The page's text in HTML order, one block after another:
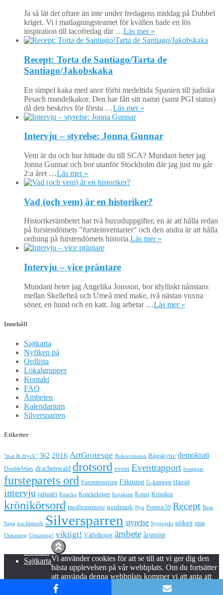
Ja så lät det oftare än inte under fredagens middag på Dubbel
kriget. Vi i matlagningsteamet för kvällen hade en lös
inspiration till tacofredag där …Läs mer »
Recept: Torta de Santiago/Tarta de
Santiago/Jakobskaka
En simpel kaka med anor förbi medeltida Spanien till judiska
Pesach mandelkakor. Den har fått sitt namn (samt PGI status)
då den beskrivs för första …Läs mer »
Intervju – styrelse: Jonna Gunnar
Vem är du och hur hittade du till SCA? Mundant heter jag
Jonna Gunnar och bor utanför Stockholm där jag just nu går
2:a året …Läs mer »
Vad (och vem) är en historiker?
Historikerämbetet har två huvuduppgifter, en är att hålla redan
på furstendömets "fursteinventarier" och den andra är att hålla
ordning på furstendömets historia.Läs mer »
Intervju – vice präntare
Mundant heter jag Angelika Jonsson, bor idylliskt nånstans
mellan Skellefteå och Umeå med make, två nästan vuxna
söner, en hund och en katt. Jag arbetar …Läs mer »
Innehåll
Sajtkarta
Nyfiken på
Ordlista
Lokalgrupper
Kontakt
FAQ
Ämbeten
Kalendarium
Silversparren
Etiketter
"mat & dryck" 362 2016 ArtGrotesqe Bokrecension Bågskytte demokrati
DoubleWars drachenwald drotsord event Eventrapport feastgear
fursteparets ord Furstetornering Fäktning G-kampen Härold
intervju januari Knäcke Knäckekriget Kojakten Konst Krönikör
krönikörsord medlemsmöte nordmark Nya Pennsic50 Recept Resa
Saga sca-historik Silversparren styrelse Syprojekt sökes uma
Utmaning Utmaning! viktigt! Våffelkriget ämbete årsmöte
SajtkartaVi använder cookies för att se till att vi ger dig den
bästa upplevelsen på vår webbplats. Om du fortsätter
att använda denna webbplats kommer vi att anta att
du godkänner detta.